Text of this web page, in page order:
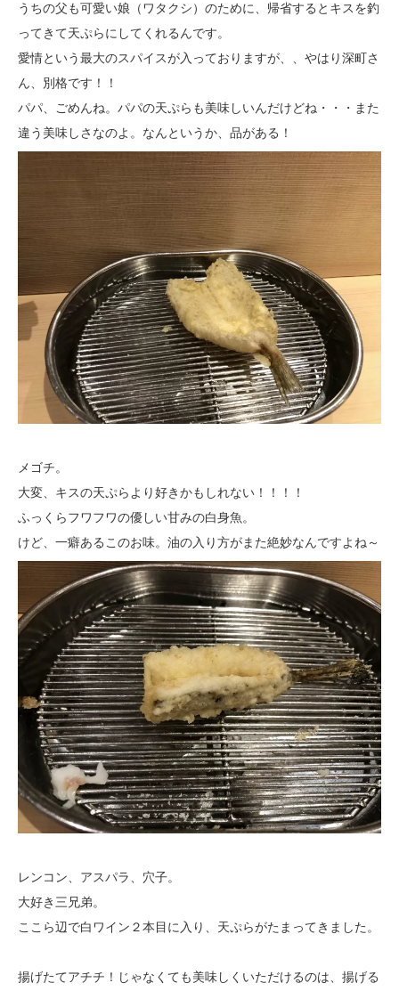
うちの父も可愛い娘（ワタクシ）のために、帰省するとキスを釣
ってきて天ぷらにしてくれるんです。
愛情という最大のスパイスが入っておりますが、、やはり深町さ
ん、別格です！！
パパ、ごめんね。パパの天ぷらも美味しいんだけどね・・・また
違う美味しさなのよ。なんというか、品がある！
メゴチ。
大変、キスの天ぷらより好きかもしれない！！！！
ふっくらフワフワの優しい甘みの白身魚。
けど、一癖あるこのお味。油の入り方がまた絶妙なんですよね～
レンコン、アスパラ、穴子。
大好き三兄弟。
ここら辺で白ワイン２本目に入り、天ぷらがたまってきました。
揚げたてアチチ！じゃなくても美味しくいただけるのは、揚げる